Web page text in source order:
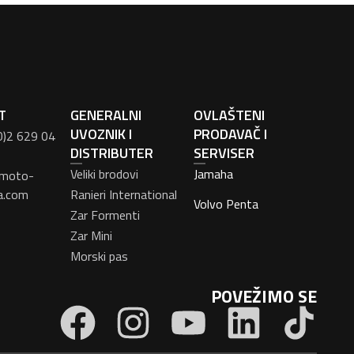
629 04
GENERALNI
UVOZNIK I
DISTRIBUTER
Veliki brodovi
Ranieri International
Zar Formenti
Zar Mini
Morski pas
OVLAŠTENI
PRODAVAČ I
SERVISER
Jamaha
Volvo Penta
POVEŽIMO SE